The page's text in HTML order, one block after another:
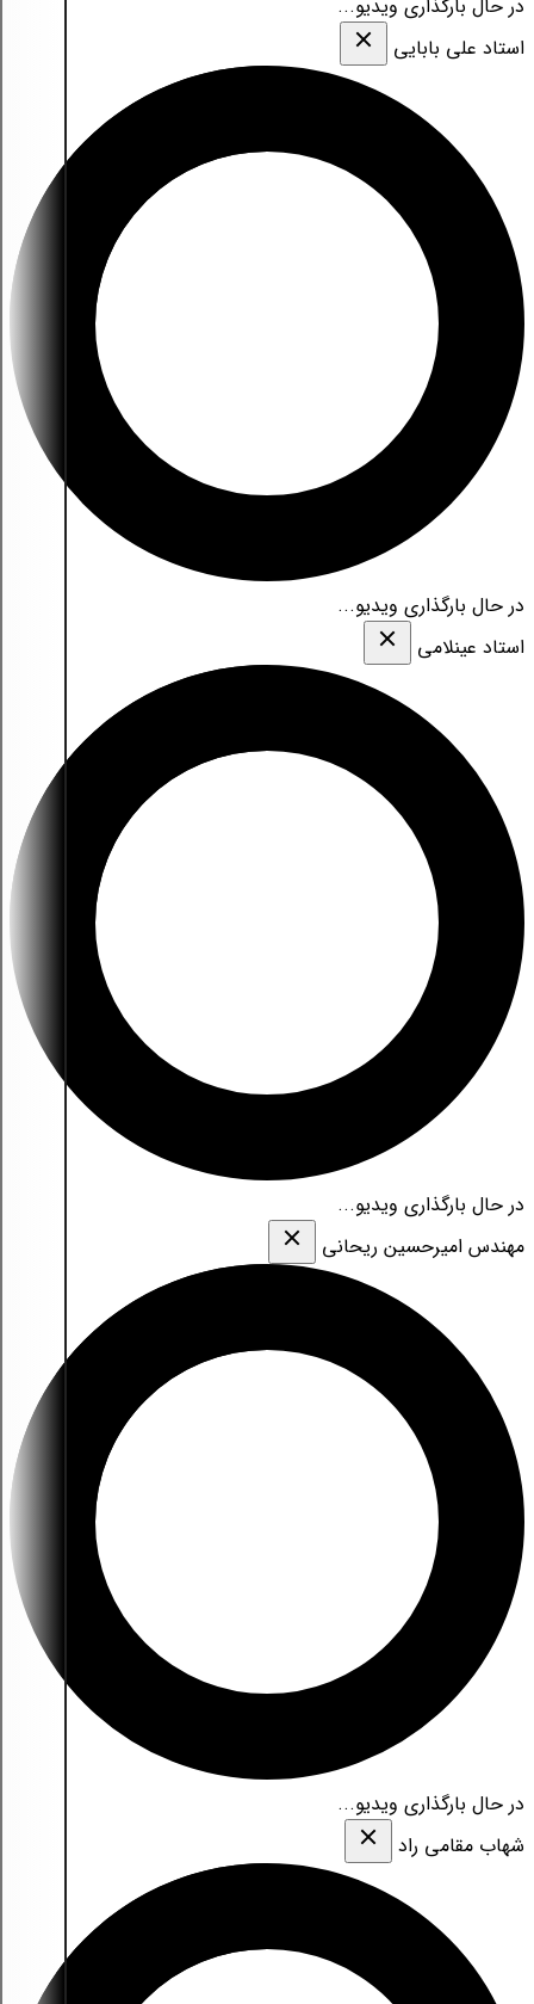
در حال بارگذاری ویدیو...
استاد علی بابایی
در حال بارگذاری ویدیو...
استاد عینلامی
در حال بارگذاری ویدیو...
مهندس امیرحسین ریحانی
در حال بارگذاری ویدیو...
شهاب مقامی‌ راد